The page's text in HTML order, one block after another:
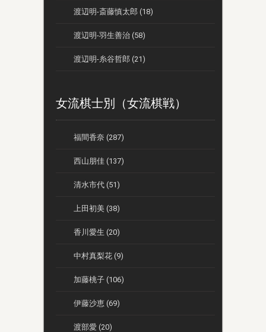
渡辺明-斎藤慎太郎 (18)
渡辺明-羽生善治 (58)
渡辺明-糸谷哲郎 (21)
女流棋士別（女流棋戦）
福間香奈 (287)
西山朋佳 (137)
清水市代 (51)
上田初美 (38)
香川愛生 (20)
中村真梨花 (9)
加藤桃子 (106)
伊藤沙恵 (69)
渡部愛 (20)